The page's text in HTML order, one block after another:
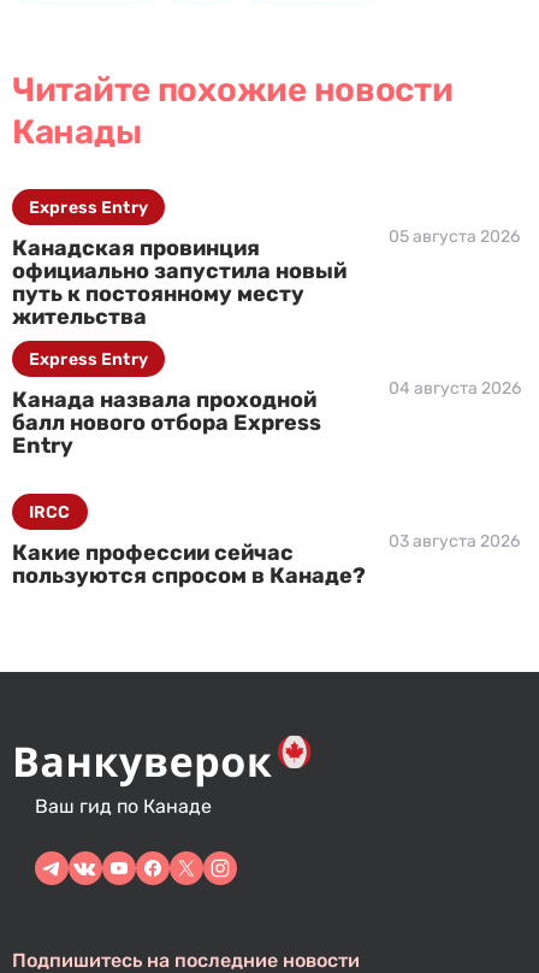
Читайте похожие новости
Канады
Канадская провинция
официально запустила новый
путь к постоянному месту
жительства
05 августа 2026
Express Entry
Канада назвала проходной
балл нового отбора Express
Entry
04 августа 2026
Express Entry
Какие профессии сейчас
пользуются спросом в Канаде?
03 августа 2026
IRCC
Ваш гид по Канаде
Подпишитесь на последние новости